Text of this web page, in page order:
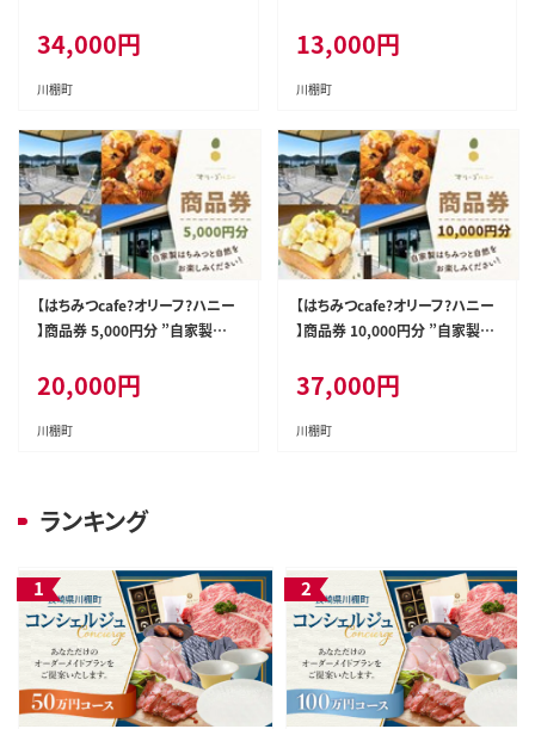
ン 飲食店 食事券 ギフト券 商品
券 川棚町レストラン 川棚町食事
券 高級料亭食事券
34,000円
川棚町
い！” [OCG001] / 商品券 カフェ
食事券 ギフト券 商品券 川棚町
カフェ 川棚町食事券
13,000円
川棚町
【はちみつcafe?オリーフ?ハニー
】商品券 5,000円分 ”自家製の
い！” [OCG002] / 商品券 カフェ
食事券 ギフト券 商品券 川棚町
カフェ 川棚町食事券
20,000円
川棚町
【はちみつcafe?オリーフ?ハニー
】商品券 10,000円分 ”自家製の
い！” [OCG003] / 商品券 カフェ
食事券 ギフト券 商品券 川棚町
カフェ 川棚町食事券
37,000円
川棚町
ランキング